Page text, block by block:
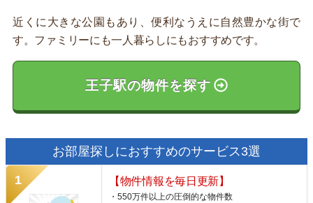
近くに大きな公園もあり、便利なうえに自然豊かな街で
す。ファミリーにも一人暮らしにもおすすめです。
王子駅の物件を探す
お部屋探しにおすすめのサービス3選
【物件情報を毎日更新】
・550万件以上の圧倒的な物件数